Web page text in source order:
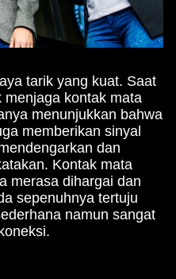
tarik yang kuat. Saat
menjaga kontak mata
menunjukkan bahwa
memberikan sinyal
dan
Kontak mata
merasa dihargai dan
sepenuhnya tertuju
namun sangat